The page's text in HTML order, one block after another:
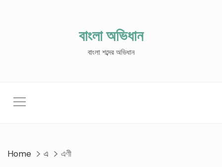
বাংলা অভিধান
বাংলা শব্দের অভিধান
Home এ এণী